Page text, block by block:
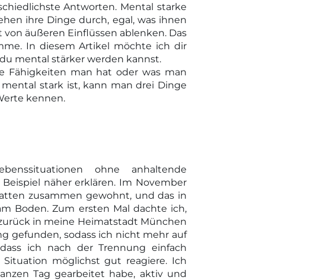
Antworten. Mental starke
ihre Dinge durch, egal, was ihnen
äußeren Einflüssen ablenken. Das
In diesem Artikel möchte ich dir
mental stärker werden kannst.
Fähigkeiten man hat oder was man
stark ist, kann man drei Dinge
kennen.
ohne anhaltende
näher erklären. Im November
zusammen gewohnt, und das in
Boden. Zum ersten Mal dachte ich,
in meine Heimatstadt München
gefunden, sodass ich nicht mehr auf
ich nach der Trennung einfach
möglichst gut reagiere. Ich
Tag gearbeitet habe, aktiv und